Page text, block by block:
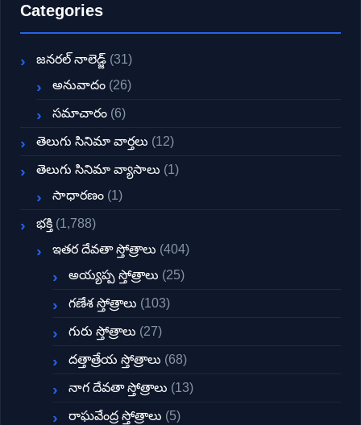
Categories
జనరల్ నాలెడ్జ్ (31)
అనువాదం (26)
సమాచారం (6)
తెలుగు సినిమా వార్తలు (12)
తెలుగు సినిమా వ్యాసాలు (1)
సాధారణం (1)
భక్తి (1,788)
ఇతర దేవతా స్తోత్రాలు (404)
అయ్యప్ప స్తోత్రాలు (25)
గణేశ స్తోత్రాలు (103)
గురు స్తోత్రాలు (27)
దత్తాత్రేయ స్తోత్రాలు (68)
నాగ దేవతా స్తోత్రాలు (13)
రాఘవేంద్ర స్తోత్రాలు (5)